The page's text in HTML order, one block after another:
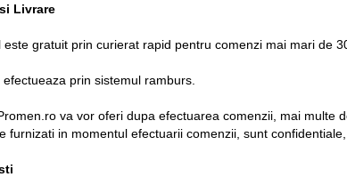
Livrare
este gratuit prin curierat rapid pentru comenzi mai mari de
prin sistemul ramburs.
va vor oferi dupa efectuarea comenzii, mai multe
furnizati in momentul efectuarii comenzii, sunt